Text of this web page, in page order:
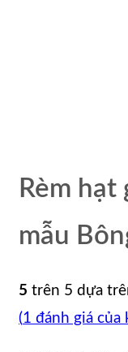
Rèm hạt
mẫu
5 trên 5 dựa
(1 đánh giá của